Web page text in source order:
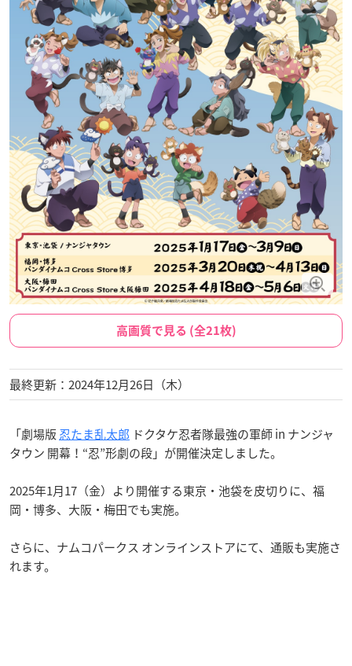
高画質で見る (全21枚)
最終更新：2024年12月26日（木）
「劇場版 忍たま乱太郎 ドクタケ忍者隊最強の軍師 in ナンジャ
タウン 開幕！“忍”形劇の段」が開催決定しました。
2025年1月17（金）より開催する東京・池袋を皮切りに、福
岡・博多、大阪・梅田でも実施。
さらに、ナムコパークス オンラインストアにて、通販も実施さ
れます。